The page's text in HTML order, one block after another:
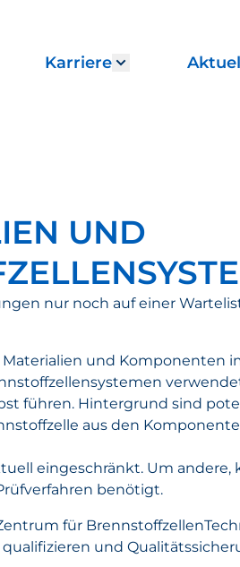
submenu for
Karriere Show
UND
nur noch auf einer
und Komponenten
führen. Hintergrund sind
aus den
eingeschränkt. Um andere,
benötigt.
für
und